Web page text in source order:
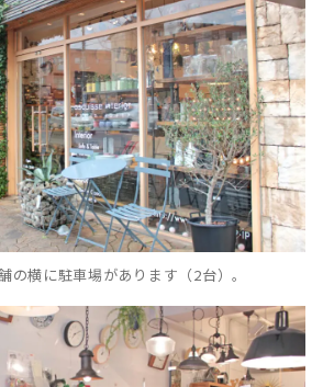
の横に駐車場があります（2台）。